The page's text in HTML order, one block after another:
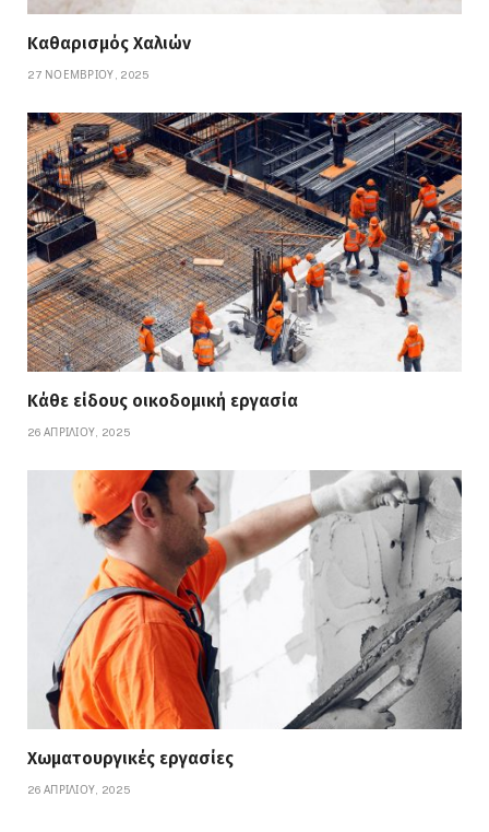
Καθαρισμός Χαλιών
27 ΝΟΕΜΒΡΊΟΥ, 2025
Κάθε είδους οικοδομική εργασία
26 ΑΠΡΙΛΊΟΥ, 2025
Χωματουργικές εργασίες
26 ΑΠΡΙΛΊΟΥ, 2025